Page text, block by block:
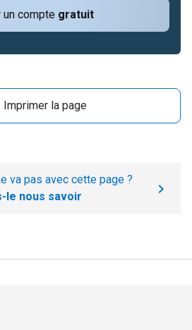
un compte gratuit
Imprimer la page
va pas avec cette page ?
le nous savoir